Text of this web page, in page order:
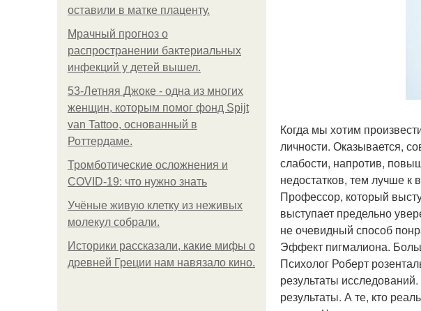
оставили в матке плаценту.
Мрачный прогноз о
распространении бактериальных
инфекций у детей вышел.
53-Летняя Джоке - одна из многих
женщин, которым помог фонд Spijt
van Tattoo, основанный в
Роттердаме.
Тромботические осложнения и
COVID-19: что нужно знать
Учёные живую клетку из неживых
молекул собрали.
Историки рассказали, какие мифы о
древней Греции нам навязало кино.
Когда мы хотим
личности. Оказывается,
слабости, напротив,
недостатков, тем лучше к
Профессор, который
выступает предельно
не очевидный способ
Эффект пигмалиона.
Психолог Роберт
результаты
результаты. А те, кто